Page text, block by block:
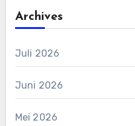
Archives
Juli 2026
Juni 2026
Mei 2026